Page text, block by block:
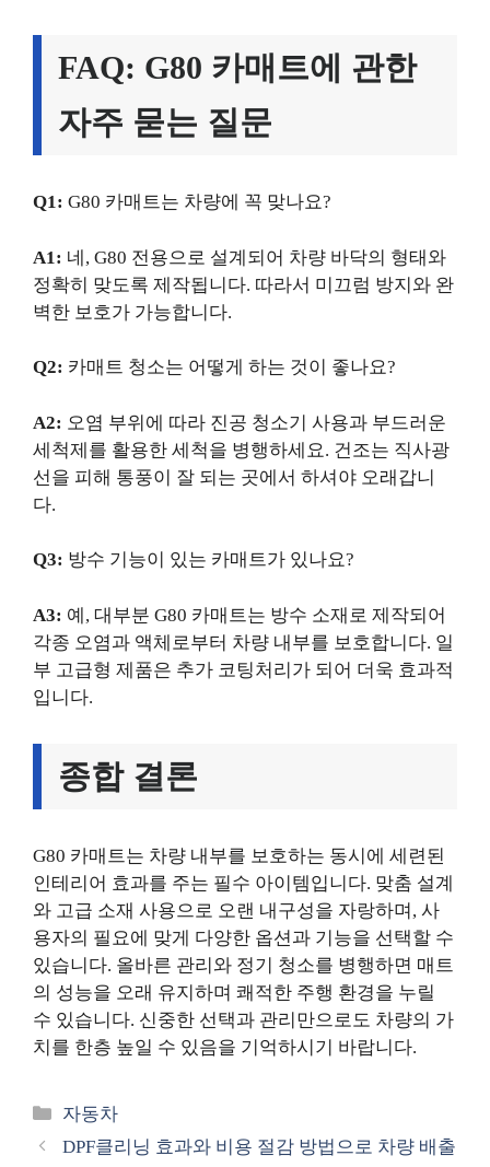
FAQ: G80 카매트에 관한
자주 묻는 질문
Q1: G80 카매트는 차량에 꼭 맞나요?
A1: 네, G80 전용으로 설계되어 차량 바닥의 형태와
정확히 맞도록 제작됩니다. 따라서 미끄럼 방지와 완
벽한 보호가 가능합니다.
Q2: 카매트 청소는 어떻게 하는 것이 좋나요?
A2: 오염 부위에 따라 진공 청소기 사용과 부드러운
세척제를 활용한 세척을 병행하세요. 건조는 직사광
선을 피해 통풍이 잘 되는 곳에서 하셔야 오래갑니
다.
Q3: 방수 기능이 있는 카매트가 있나요?
A3: 예, 대부분 G80 카매트는 방수 소재로 제작되어
각종 오염과 액체로부터 차량 내부를 보호합니다. 일
부 고급형 제품은 추가 코팅처리가 되어 더욱 효과적
입니다.
종합 결론
G80 카매트는 차량 내부를 보호하는 동시에 세련된
인테리어 효과를 주는 필수 아이템입니다. 맞춤 설계
와 고급 소재 사용으로 오랜 내구성을 자랑하며, 사
용자의 필요에 맞게 다양한 옵션과 기능을 선택할 수
있습니다. 올바른 관리와 정기 청소를 병행하면 매트
의 성능을 오래 유지하며 쾌적한 주행 환경을 누릴
수 있습니다. 신중한 선택과 관리만으로도 차량의 가
치를 한층 높일 수 있음을 기억하시기 바랍니다.
카
테
자동차
DPF클리닝 효과와 비용 절감 방법으로 차량 배출